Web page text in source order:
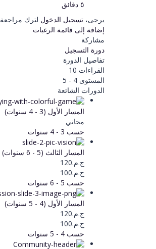
٥ دقائق
يرجى، تسجيل الدخول لترك مراجعة
إضافة إلى قائمة الرغبات
مشاركة
دورة التسجيل
تفاصيل الدورة
القراءات 10
المستوى 4 - 5
الدورات الشائعة
المسار الأول (3 - 4 سنوات)
مجاني
حسب 3 - 4 سنوات
المسار الثالث (5 - 6 سنوات)
ج.م.120
ج.م.100
حسب 5 - 6 سنوات
المسار الأول (4 - 5 سنوات)
ج.م.120
ج.م.100
حسب 4 - 5 سنوات